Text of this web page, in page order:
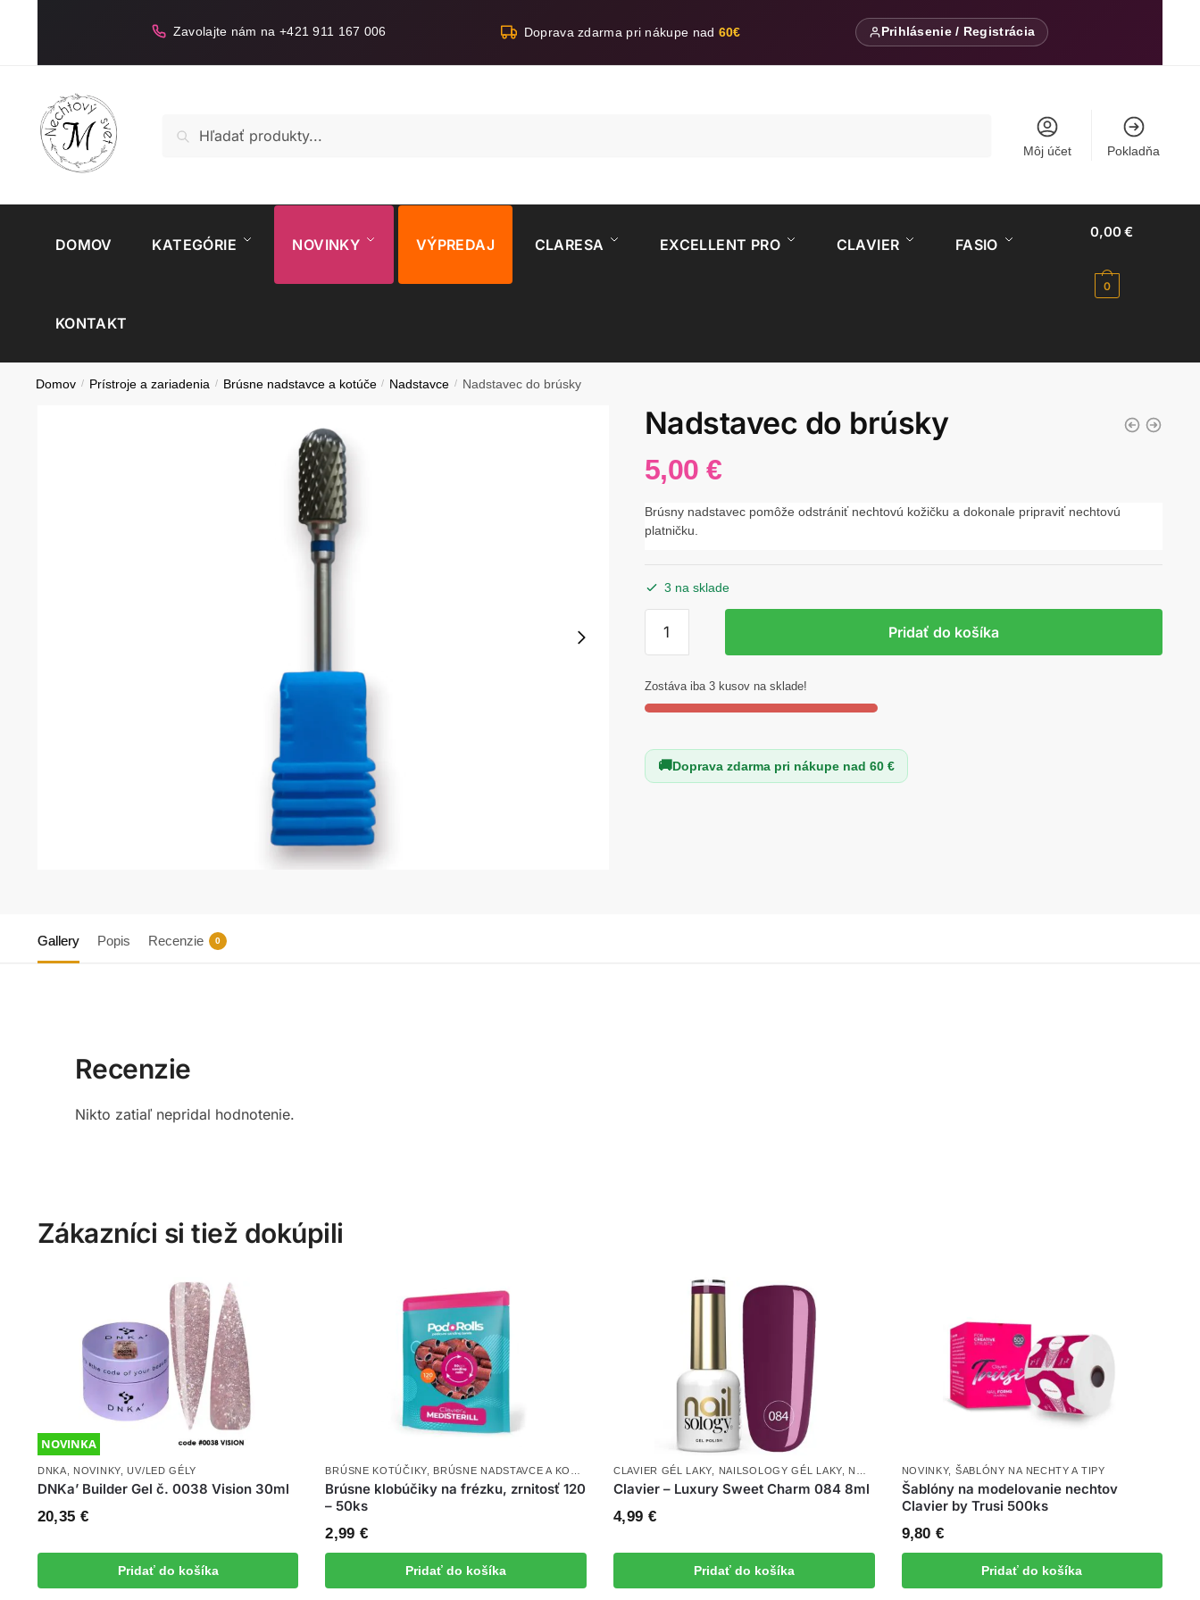
Zavolajte nám na +421 911 167 006 Doprava zdarma pri nákupe nad 60€ Prihlásenie / Registrácia
Vyhľadávanie
Môj účet Pokladňa
DOMOV KATEGÓRIE NOVINKY VÝPREDAJ CLARESA EXCELLENT PRO CLAVIER FASIO
KONTAKT
0,00€
0
Domov / Prístroje a zariadenia / Brúsne nadstavce a kotúče / Nadstavce / Nadstavec do brúsky
Nadstavec do brúsky
5,00€
Brúsny nadstavec pomôže odstrániť nechtovú kožičku a dokonale pripraviť nechtovú
platničku.
3 na sklade
Nadstavec
brúsky
Pridať do košíka
Zostáva iba 3 kusov na sklade!
Doprava zdarma pri nákupe nad 60 €
Gallery Popis Recenzie 0
Recenzie
Nikto zatiaľ nepridal hodnotenie.
Zákazníci si tiež dokúpili
NOVINKA
DNKA NOVINKY ,UV/LED GÉLY
DNKa’ Builder Gel č. 0038 Vision 30ml
20,35 €
Pridať do košíka
BRÚSNE KOTÚČIKY, BRÚSNE NADSTAVCE A KOTÚČE NOVINKY
Brúsne klobúčiky na frézku, zrnitosť 120
– 50ks
2,99 €
Pridať do košíka
CLAVIER GÉL LAKY NAILSOLOGY GÉL LAKY, NOVINKY
Clavier – Luxury Sweet Charm 084 8ml
4,99 €
Pridať do košíka
NOVINKY, ŠABLÓNY NA NECHTY A TIPY
Šablóny na modelovanie nechtov
Clavier by Trusi 500ks
9,80€
Pridať do košíka